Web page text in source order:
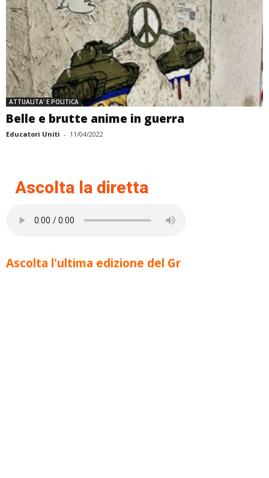
ATTUALITA' E POLITICA
Belle e brutte anime in guerra
Educatori Uniti - 11/04/2022
Ascolta la diretta
Ascolta l'ultima edizione del Gr